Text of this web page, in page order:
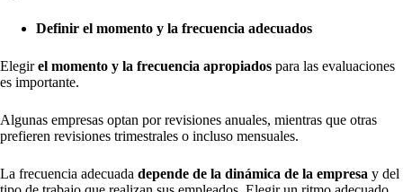
Definir el momento y la frecuencia adecuados
Elegirel momento y la frecuencia apropiados para las evaluaciones
es importante.
Algunas empresas optan por revisiones anuales, mientras que otras
prefieren revisiones trimestrales o incluso mensuales.
La frecuencia adecuada depende de la dinámica de la empresa y del